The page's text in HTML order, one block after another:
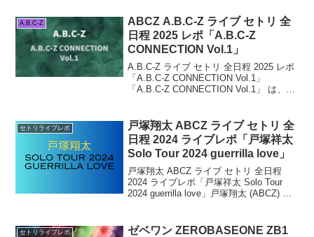
公演を予定しています。
A.B.C-Z
ABCZ A.B.C-Z ライブ セトリ 全
日程 2025 レポ「A.B.C-Z
CONNECTION Vol.1」
A.B.C-Z ライブ セトリ 全日程 2025 レポ
「A.B.C-Z CONNECTION Vol.1」
「A.B.C-Z CONNECTION Vol.1」 は、
セトリライブレポ
戸塚翔太 ABCZ ライブ セトリ 全
日程 2024 ライブレポ「戸塚祥太
Solo Tour 2024 guerrilla love」
戸塚翔太 ABCZ ライブ セトリ 全日程
2024 ライブレポ「戸塚祥太 Solo Tour
2024 guerrilla love」戸塚翔太 (ABCZ) の
(A...
セトリライブレポ
ゼベワン ZEROBASEONE ZB1